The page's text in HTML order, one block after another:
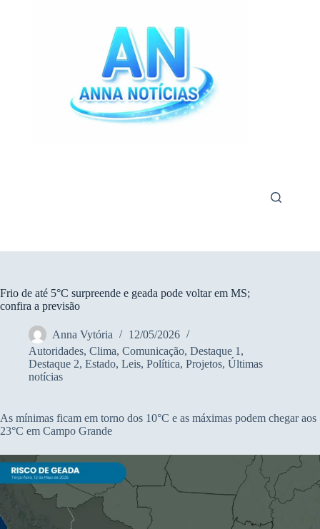
Frio de até 5°C surpreende e geada pode voltar em MS;
confira a previsão
Anna Vytória
12/05/2026
Autoridades, Clima, Comunicação, Destaque 1 ,
Destaque 2, Estado, Leis, Política, Projetos, Últimas
notícias
As mínimas ficam em torno dos 10°C e as máximas podem chegar aos
23°C em Campo Grande